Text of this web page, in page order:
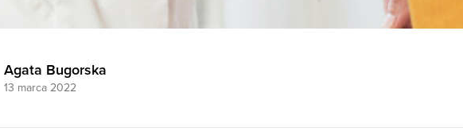
Agata Bugorska
13 marca 2022